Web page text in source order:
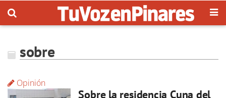
sobre
Opinión
Sobre la residencia Cuna del